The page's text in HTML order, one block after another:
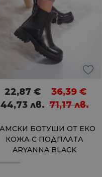
БОТУШИ ОТ ЕКО
КОЖА С ПОДПЛАТА
ARYANNA BLACK
22,87 €
44,73 лв.
36,39€
71,17лв.